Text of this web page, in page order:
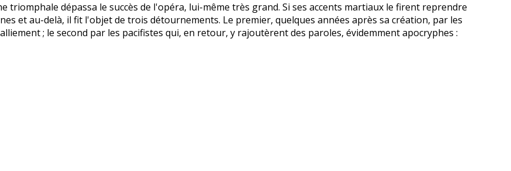
triomphale dépassa le succès de l'opéra, lui-même très grand. Si ses accents martiaux le firent reprendre
et au-delà, il fit l'objet de trois détournements. Le premier, quelques années après sa création, par les
; le second par les pacifistes qui, en retour, y rajoutèrent des paroles, évidemment apocryphes :